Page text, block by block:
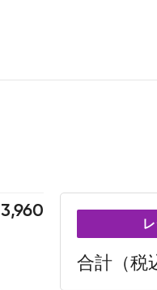
3,960
合計（税